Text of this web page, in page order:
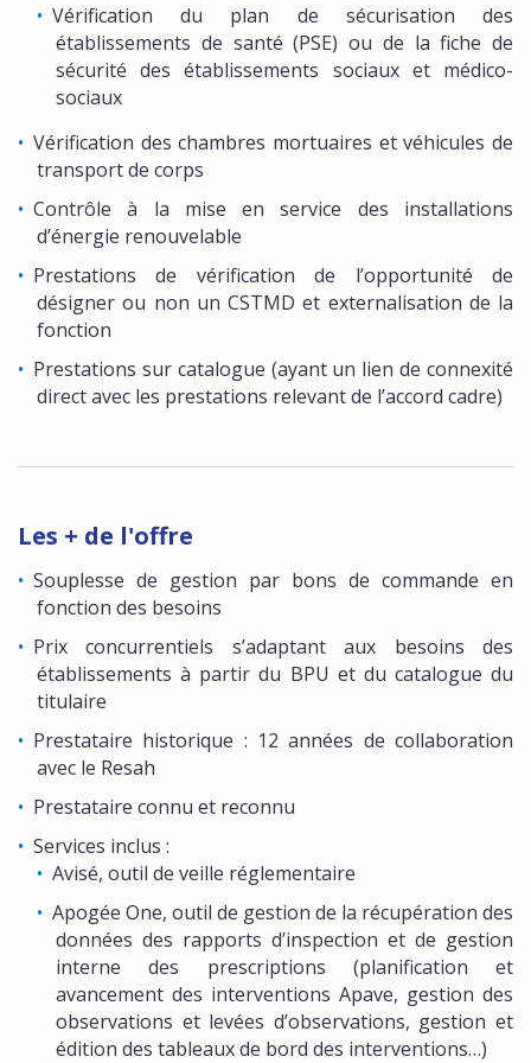
Vérification du plan de sécurisation des
établissements de santé (PSE) ou de la fiche de
sécurité des établissements sociaux et médico-
sociaux
Vérification des chambres mortuaires et véhicules de
transport de corps
Contrôle à la mise en service des installations
d’énergie renouvelable
Prestations de vérification de l’opportunité de
désigner ou non un CSTMD et externalisation de la
fonction
Prestations sur catalogue (ayant un lien de connexité
direct avec les prestations relevant de l’accord cadre)
Les + de l'offre
Souplesse de gestion par bons de commande en
fonction des besoins
Prix concurrentiels s’adaptant aux besoins des
établissements à partir du BPU et du catalogue du
titulaire
Prestataire historique : 12 années de collaboration
avec le Resah
Prestataire connu et reconnu
Services inclus :
Avisé, outil de veille réglementaire
Apogée One, outil de gestion de la récupération des
données des rapports d’inspection et de gestion
interne des prescriptions (planification et
avancement des interventions Apave, gestion des
observations et levées d’observations, gestion et
édition des tableaux de bord des interventions…)